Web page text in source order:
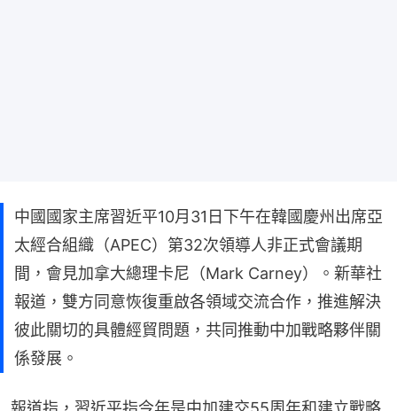
中國國家主席習近平10月31日下午在韓國慶州出席亞
太經合組織（APEC）第32次領導人非正式會議期
間，會見加拿大總理卡尼（Mark Carney）。新華社
報道，雙方同意恢復重啟各領域交流合作，推進解決
彼此關切的具體經貿問題，共同推動中加戰略夥伴關
係發展。